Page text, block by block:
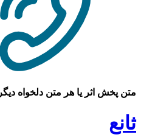
متن پخش اثر یا هر متن دلخواه دیگر
ثانع